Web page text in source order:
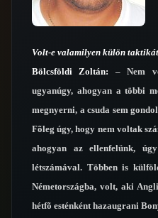
Volt-e valamilyen külön
Bölcsföldi Zoltán: – Nem
ugyanúgy, ahogyan a többi
megnyerni, a csuda sem
Fõleg úgy, hogy nem voltak
ahogyan az ellenfelünk,
létszámával. Többen is
Németországba, volt, aki
hétfõ esténként hazaugrani